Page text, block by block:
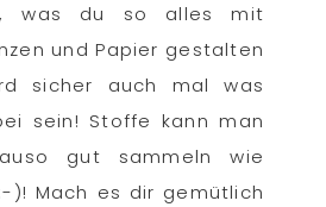
was du so alles mit
und Papier gestalten
sicher auch mal was
sein! Stoffe kann man
gut sammeln wie
)! Mach es dir gemütlich